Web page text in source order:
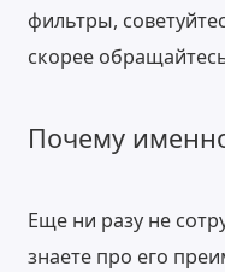
фильтры,
скорее
Почему
Еще ни разу не
знаете про его